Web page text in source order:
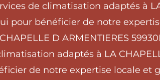
de climatisation adaptés à
pour bénéficier de notre
D ARMENTIERES
adaptés à LA
de notre expertise locale